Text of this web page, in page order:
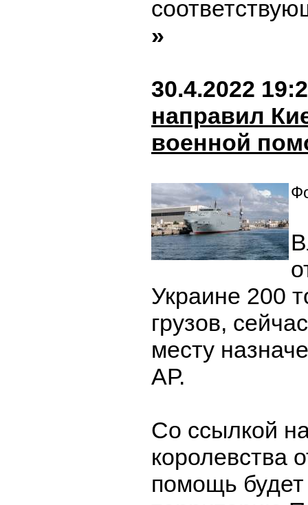
»
30.4.2022
направил
военной
Украине 200
грузов,
месту
АР.
Со ссылкой
королевства
помощь